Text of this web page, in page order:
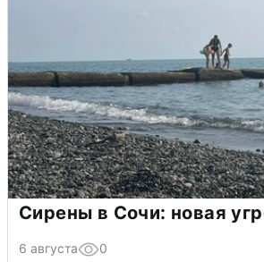
Сирены в Сочи: новая
6 августа 0